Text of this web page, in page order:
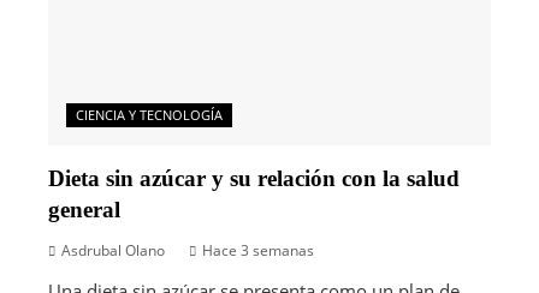
CIENCIA Y TECNOLOGÍA
Dieta sin azúcar y su relación con la salud
general
Asdrubal Olano Hace 3 semanas